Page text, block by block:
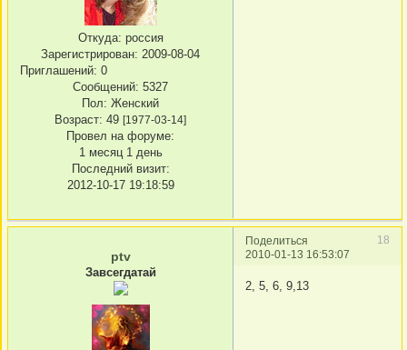
Откуда: россия
Зарегистрирован: 2009-08-04
Приглашений: 0
Сообщений: 5327
Пол: Женский
Возраст: 49 [1977-03-14]
Провел на форуме:
1 месяц 1 день
Последний визит:
2012-10-17 19:18:59
Поделиться
18
2010-01-13 16:53:07
ptv
Завсегдатай
2, 5, 6, 9,13